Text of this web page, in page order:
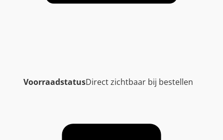
VoorraadstatusDirect zichtbaar bij bestellen